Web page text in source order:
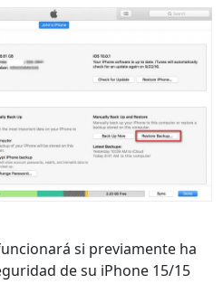
si previamente ha
de su iPhone 15/15